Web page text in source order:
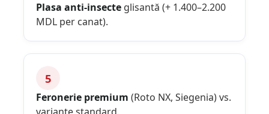
Plasa anti-insecte glisantă (+ 1.400–2.200
MDL per canat).
5
Feronerie premium (Roto NX, Siegenia) vs.